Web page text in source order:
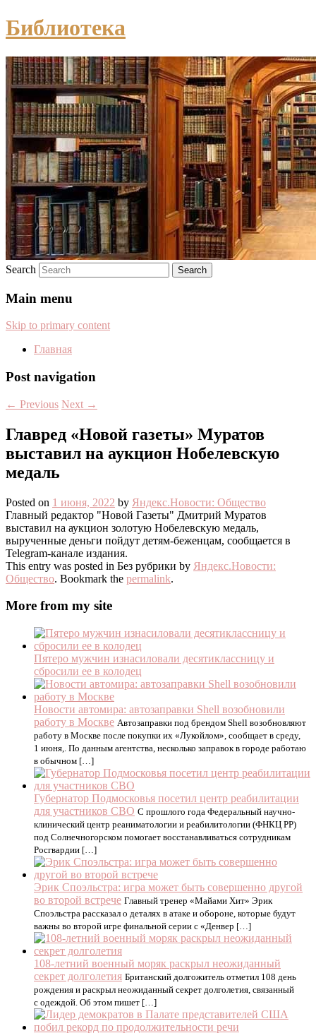
Библиотека
Search
Main menu
Skip to primary content
Главная
Post navigation
← Previous Next →
Главред «Новой газеты» Муратов
выставил на аукцион Нобелевскую
медаль
Posted on 1 июня, 2022 by Яндекс.Новости: Общество
Главный редактор "Новой Газеты" Дмитрий Муратов
выставил на аукцион золотую Нобелевскую медаль,
вырученные деньги пойдут детям-беженцам, сообщается в
Telegram-канале издания.
This entry was posted in Без рубрики by Яндекс.Новости:
Общество. Bookmark the permalink.
More from my site
Пятеро мужчин изнасиловали десятиклассницу и
сбросили ее в колодец
Новости автомира: автозаправки Shell возобновили
работу в Москве Автозаправки под брендом Shell возобновляют
работу в Москве после покупки их «Лукойлом», сообщает в среду,
1 июня,. По данным агентства, несколько заправок в городе работаю
в обычном […]
Губернатор Подмосковья посетил центр реабилитации
для участников СВО С прошлого года Федеральный научно-
клинический центр реаниматологии и реабилитологии (ФНКЦ РР)
под Солнечногорском помогает восстанавливаться сотрудникам
Росгвардии […]
Эрик Споэльстра: игра может быть совершенно другой
во второй встрече Главный тренер «Майами Хит» Эрик
Споэльстра рассказал о деталях в атаке и обороне, которые будут
важны во второй игре финальной серии с «Денвер […]
108-летний военный моряк раскрыл неожиданный
секрет долголетия Британский долгожитель отметил 108 день
рождения и раскрыл неожиданный секрет долголетия, связанный
с одеждой. Об этом пишет […]